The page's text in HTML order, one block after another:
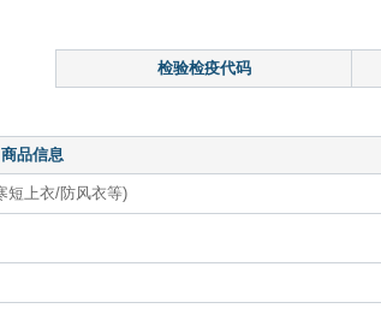
检验检疫代码
商品信息
短上衣/防风衣等)